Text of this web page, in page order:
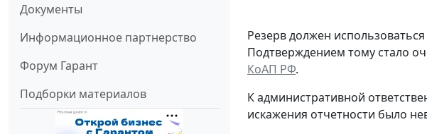
Документы
Информационное партнерство
Форум Гарант
Подборки материалов
Резерв должен
Подтверждением тому стало
КоАП РФ.
К административной
искажения отчетности было